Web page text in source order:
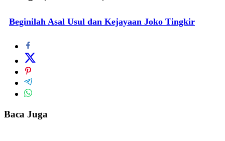
Beginilah Asal Usul dan Kejayaan Joko Tingkir
Baca Juga